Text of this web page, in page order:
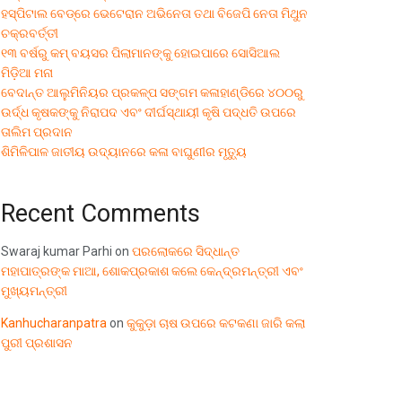
ହସ୍ପିଟାଲ ବେଡ୍‌ରେ ଭେଟେରାନ ଅଭିନେତା ତଥା ବିଜେପି ନେତା ମିଥୁନ
ଚକ୍ରବର୍ତ୍ତୀ
୧୩ ବର୍ଷରୁ କମ୍ ବୟସର ପିଲାମାନଙ୍କୁ ହୋଇପାରେ ସୋସିଆଲ
ମିଡ଼ିଆ ମନା
ବେଦାନ୍ତ ଆଲୁମିନିୟର ପ୍ରକଳ୍ପ ସଙ୍ଗମ କଳାହାଣ୍ଡିରେ ୪୦୦ରୁ
ଉର୍ଦ୍ଧ କୃଷକଙ୍କୁ ନିରାପଦ ଏବଂ ଦୀର୍ଘସ୍ଥାୟୀ କୃଷି ପଦ୍ଧତି ଉପରେ
ତାଲିମ ପ୍ରଦାନ
ଶିମିଳିପାଳ ଜାତୀୟ ଉଦ୍ୟାନରେ କଳା ବାଘୁଣୀର ମୃତ୍ୟୁ
Recent Comments
Swaraj kumar Parhi on ପରଲୋକରେ ସିଦ୍ଧାନ୍ତ
ମହାପାତ୍ରଙ୍କ ମାଆ, ଶୋକପ୍ରକାଶ କଲେ କେନ୍ଦ୍ରମନ୍ତ୍ରୀ ଏବଂ
ମୁଖ୍ୟମନ୍ତ୍ରୀ
Kanhucharanpatraon କୁକୁଡ଼ା ଚାଷ ଉପରେ କଟକଣା ଜାରି କଲା
ପୁରୀ ପ୍ରଶାସନ